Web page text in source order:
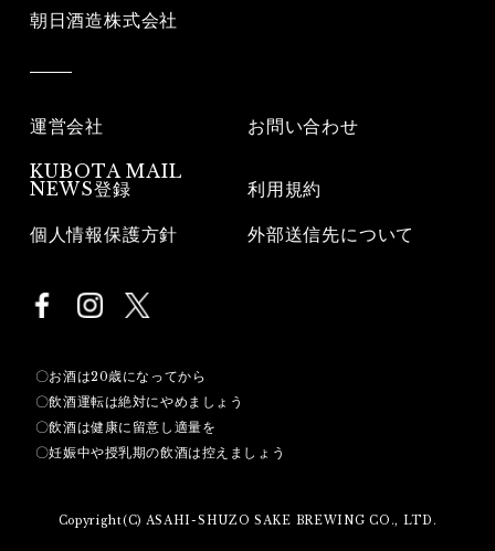
朝日酒造株式会社
運営会社 お問い合わせ
KUBOTA MAIL
NEWS登録
利用規約
個人情報保護方針 外部送信先について
〇お酒は20歳になってから
〇飲酒運転は絶対にやめましょう
〇飲酒は健康に留意し適量を
〇妊娠中や授乳期の飲酒は控えましょう
Copyright(C) ASAHI-SHUZO SAKE BREWING CO., LTD.